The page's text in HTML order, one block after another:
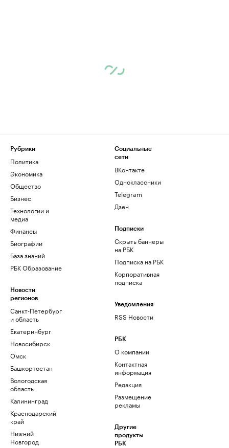
Рубрики
Политика
Экономика
Общество
Бизнес
Технологии и
медиа
Финансы
Биографии
База знаний
РБК Образование
Новости
регионов
Санкт-Петербург
и область
Екатеринбург
Новосибирск
Омск
Башкортостан
Вологодская
область
Калининград
Краснодарский
край
Нижний
Новгород
Социальные
сети
ВКонтакте
Одноклассники
Telegram
Дзен
Подписки
Скрыть баннеры
на РБК
Подписка на РБК
Корпоративная
подписка
Уведомления
RSS Новости
РБК
О компании
Контактная
информация
Редакция
Размещение
рекламы
Другие
продукты
РБК